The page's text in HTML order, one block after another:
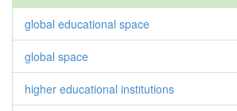
global educational space
global space
higher educational institutions